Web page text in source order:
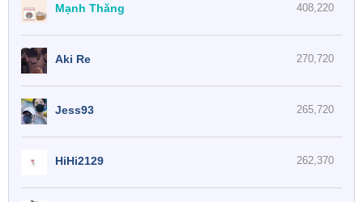
408,220
Mạnh Thăng
270,720
Aki Re
265,720
Jess93
262,370
HiHi2129